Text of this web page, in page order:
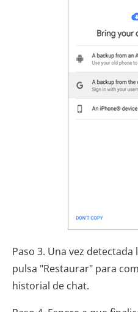
Paso 3. Una vez
pulsa "Restaurar" para
historial de chat.